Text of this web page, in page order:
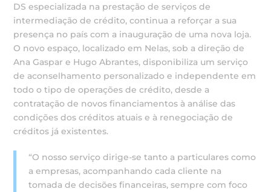
DS especializada na prestação de serviços de
intermediação de crédito, continua a reforçar a sua
presença no país com a inauguração de uma nova loja.
O novo espaço, localizado em Nelas, sob a direção de
Ana Gaspar e Hugo Abrantes, disponibiliza um serviço
de aconselhamento personalizado e independente em
todo o tipo de operações de crédito, desde a
contratação de novos financiamentos à análise das
condições dos créditos atuais e à renegociação de
créditos já existentes.
“O nosso serviço dirige-se tanto a particulares como
a empresas, acompanhando cada cliente na
tomada de decisões financeiras, sempre com foco